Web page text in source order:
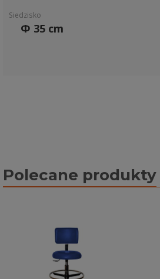
Siedzisko
Φ 35 cm
Polecane produkty